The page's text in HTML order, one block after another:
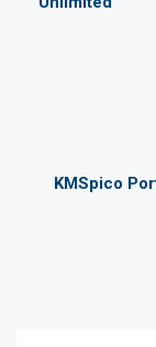
KMSpico